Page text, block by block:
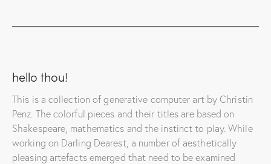
hello thou!
This is a collection of generative computer art by Christin
Penz. The colorful pieces and their titles are based on
Shakespeare, mathematics and the instinct to play. While
working on Darling Dearest, a number of aesthetically
pleasing artefacts emerged that need to be examined